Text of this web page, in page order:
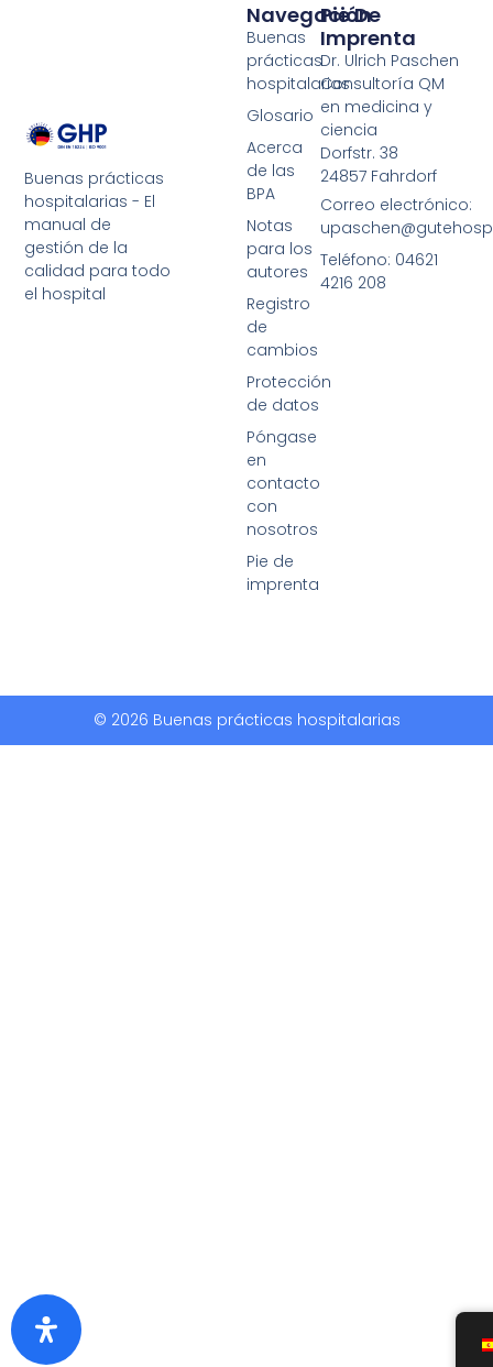
Buenas prácticas
hospitalarias - El
manual de
gestión de la
calidad para todo
el hospital
Navegación
Buenas
prácticas
hospitalarias
Glosario
Acerca
de las
BPA
Notas
para los
autores
Registro
de
cambios
Protección
de datos
Póngase
en
contacto
con
nosotros
Pie de
imprenta
Pie De
Imprenta
Dr. Ulrich Paschen
Consultoría QM
en medicina y
ciencia
Dorfstr. 38
24857 Fahrdorf
Correo electrónico:
Teléfono: 04621
4216 208
© 2026 Buenas prácticas hospitalarias